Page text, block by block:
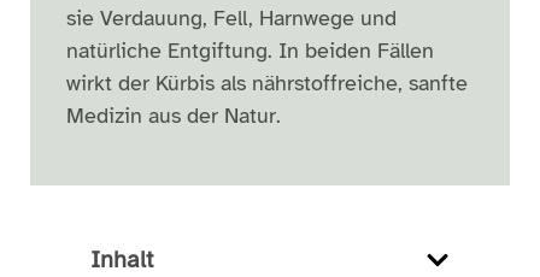
sie Verdauung, Fell, Harnwege und
natürliche Entgiftung. In beiden Fällen
wirkt der Kürbis als nährstoffreiche, sanfte
Medizin aus der Natur.
Inhalt